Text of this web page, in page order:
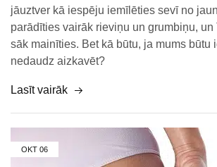
jāuztver kā iespēju iemīlēties sevī no
parādīties vairāk rieviņu un grumbiņu, un
sāk mainīties. Bet kā būtu, ja mums būtu
nedaudz aizkavēt?
Lasīt vairāk
OKT 06